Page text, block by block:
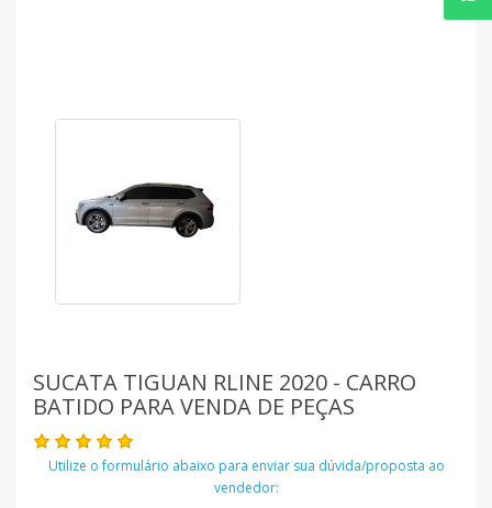
SUCATA TIGUAN RLINE 2020 - CARRO
BATIDO PARA VENDA DE PEÇAS
Utilize o formulário abaixo para enviar sua dúvida/proposta ao
vendedor: